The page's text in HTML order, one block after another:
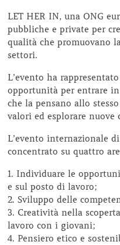
LET HER IN, una ONG
pubbliche e private per
qualità che promuovano
settori.
L’evento ha
opportunità per entrare
che la pensano allo
valori ed esplorare
L’evento internazionale
concentrato su quattro
1. Individuare le
e sul posto di lavoro;
2. Sviluppo delle
3. Creatività nella
lavoro con i giovani;
4. Pensiero etico e